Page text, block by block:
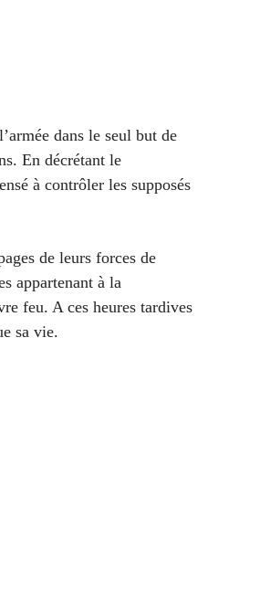
dans le seul but de
En décrétant le
à contrôler les supposés
de leurs forces de
appartenant à la
feu. A ces heures tardives
sa vie.